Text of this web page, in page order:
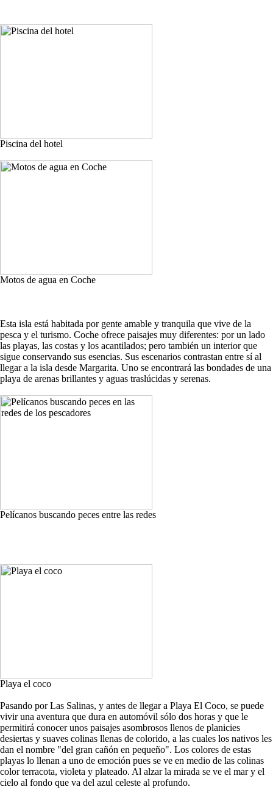
Piscina del hotel
Motos de agua en Coche
Esta isla está habitada por gente amable y tranquila que vive de la
pesca y el turismo. Coche ofrece paisajes muy diferentes: por un lado
las playas, las costas y los acantilados; pero también un interior que
sigue conservando sus esencias. Sus escenarios contrastan entre sí al
llegar a la isla desde Margarita. Uno se encontrará las bondades de una
playa de arenas brillantes y aguas traslúcidas y serenas.
Pelícanos buscando peces entre las redes
Playa el coco
Pasando por Las Salinas, y antes de llegar a Playa El Coco, se puede
vivir una aventura que dura en automóvil sólo dos horas y que le
permitirá conocer unos paisajes asombrosos llenos de planicies
desiertas y suaves colinas llenas de colorido, a las cuales los nativos les
dan el nombre "del gran cañón en pequeño". Los colores de estas
playas lo llenan a uno de emoción pues se ve en medio de las colinas
color terracota, violeta y plateado. Al alzar la mirada se ve el mar y el
cielo al fondo que va del azul celeste al profundo.